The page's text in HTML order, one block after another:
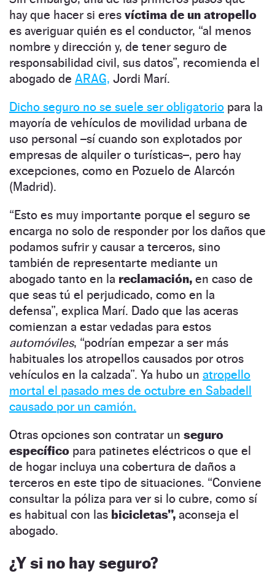
hay que hacer si eres víctima de un atropello
es averiguar quién es el conductor, “al menos
nombre y dirección y, de tener seguro de
responsabilidad civil, sus datos”, recomienda el
abogado de ARAG, Jordi Marí.
Dicho seguro no se suele ser obligatorio para la
mayoría de vehículos de movilidad urbana de
uso personal –sí cuando son explotados por
empresas de alquiler o turísticas–, pero hay
excepciones, como en Pozuelo de Alarcón
(Madrid).
“Esto es muy importante porque el seguro se
encarga no solo de responder por los daños que
podamos sufrir y causar a terceros, sino
también de representarte mediante un
abogado tanto en la reclamación, en caso de
que seas tú el perjudicado, como en la
defensa”, explica Marí. Dado que las aceras
comienzan a estar vedadas para estos
automóviles, “podrían empezar a ser más
habituales los atropellos causados por otros
vehículos en la calzada”. Ya hubo un atropello
mortal el pasado mes de octubre en Sabadell
causado por un camión.
Otras opciones son contratar un seguro
específico para patinetes eléctricos o que el
de hogar incluya una cobertura de daños a
terceros en este tipo de situaciones. “Conviene
consultar la póliza para ver si lo cubre, como sí
es habitual con las bicicletas”, aconseja el
abogado.
¿Y si no hay seguro?